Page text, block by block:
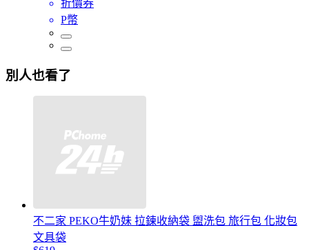
折價券
P幣
別人也看了
不二家 PEKO牛奶妹 拉鍊收納袋 盥洗包 旅行包 化妝包
文具袋